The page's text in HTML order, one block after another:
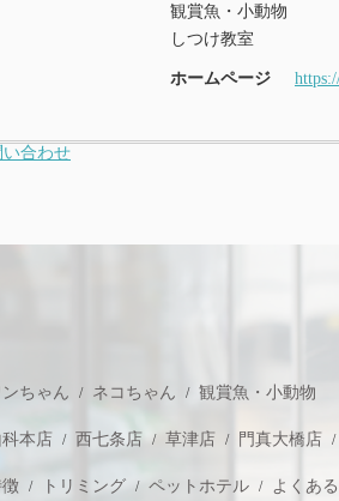
観賞魚・小動物
しつけ教室
ホームページ
合わせ
ンちゃん ネコちゃん 観賞魚・小動物
科本店 西七条店 草津店 門真大橋店
トリミング ペットホテル よくあ